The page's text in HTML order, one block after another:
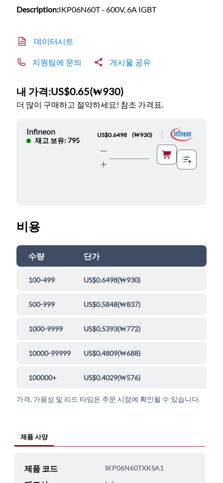
Description:IKP06N60T - 600V, 6A IGBT
데이터시트
지원팀에 문의 게시물 공유
내 가격:US$0.65(₩930)
더 많이 구매하고 절약하세요! 참조 가격표.
Infineon
재고 보유: 795
US$0.6498 (₩930)
비용
수량 단가
100-499 US$0.6498(₩930)
500-999 US$0.5848(₩837)
1000-9999 US$0.5393(₩772)
10000-99999 US$0.4809(₩688)
100000+ US$0.4029(₩576)
가격, 가용성 및 리드 타임은 주문 시점에 확인될 수 있습니다.
제품 사양
제품 코드 IKP06N60TXKSA1